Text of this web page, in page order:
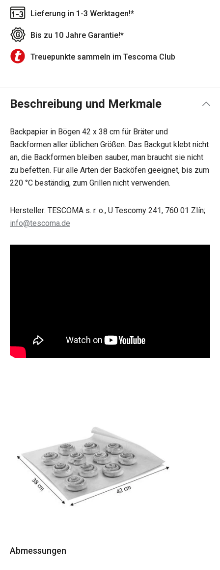
Lieferung in 1-3 Werktagen!*
Bis zu 10 Jahre Garantie!*
Treuepunkte sammeln im Tescoma Club
Beschreibung und Merkmale
Backpapier in Bögen 42 x 38 cm für Bräter und
Backformen aller üblichen Größen. Das Backgut klebt nicht
an, die Backformen bleiben sauber, man braucht sie nicht
zu befetten. Für alle Arten der Backöfen geeignet, bis zum
220 °C beständig, zum Grillen nicht verwenden.
Hersteller: TESCOMA s. r. o., U Tescomy 241, 760 01 Zlín;
info@tescoma.de
Abmessungen